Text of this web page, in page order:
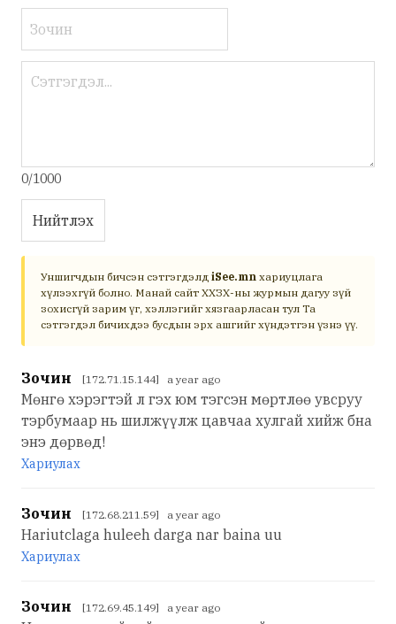
0/1000
Нийтлэх
Уншигчдын бичсэн сэтгэгдэлд iSee.mn хариуцлага
хүлээхгүй болно. Манай сайт ХХЗХ-ны журмын дагуу зүй
зохисгүй зарим үг, хэллэгийг хязгаарласан тул Та
сэтгэгдэл бичихдээ бусдын эрх ашгийг хүндэтгэн үзнэ үү.
Зочин [172.71.15.144] a year ago
Мөнгө хэрэгтэй л гэх юм тэгсэн мөртлөө увсруу
тэрбумаар нь шилжүүлж цавчаа хулгай хийж бна
энэ дөрвөд!
Хариулах
Зочин [172.68.211.59] a year ago
Hariutclaga huleeh darga nar baina uu
Хариулах
Зочин [172.69.45.149] a year ago